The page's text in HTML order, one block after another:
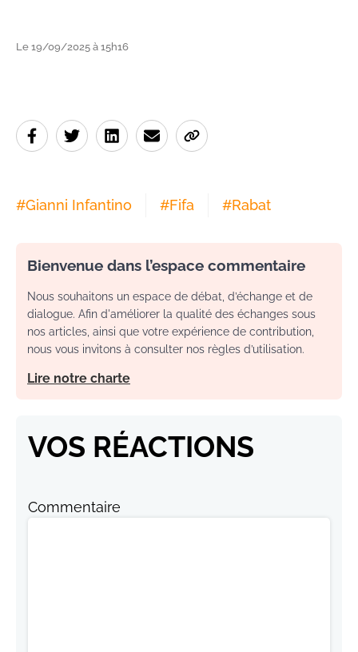
Le 19/09/2025 à 15h16
#Gianni Infantino #Fifa #Rabat
Bienvenue dans l’espace commentaire
Nous souhaitons un espace de débat, d’échange et de
dialogue. Afin d'améliorer la qualité des échanges sous
nos articles, ainsi que votre expérience de contribution,
nous vous invitons à consulter nos règles d’utilisation.
Lire notre charte
VOS RÉACTIONS
Commentaire